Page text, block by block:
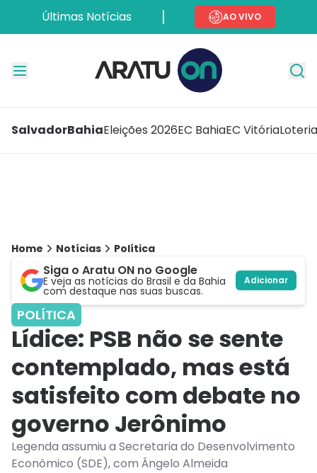
Últimas Notícias AO VIVO
SalvadorBahiaEleições 2026EC BahiaEC Vitória
Home Notícias Política
Siga o Aratu ON no Google
E veja as notícias do Brasil e da Bahia
com destaque nas suas buscas.
Adicionar
POLÍTICA
Lídice: PSB não se sente
contemplado, mas está
satisfeito com debate no
governo Jerônimo
Legenda assumiu a Secretaria do Desenvolvimento
Econômico (SDE), com Ângelo Almeida